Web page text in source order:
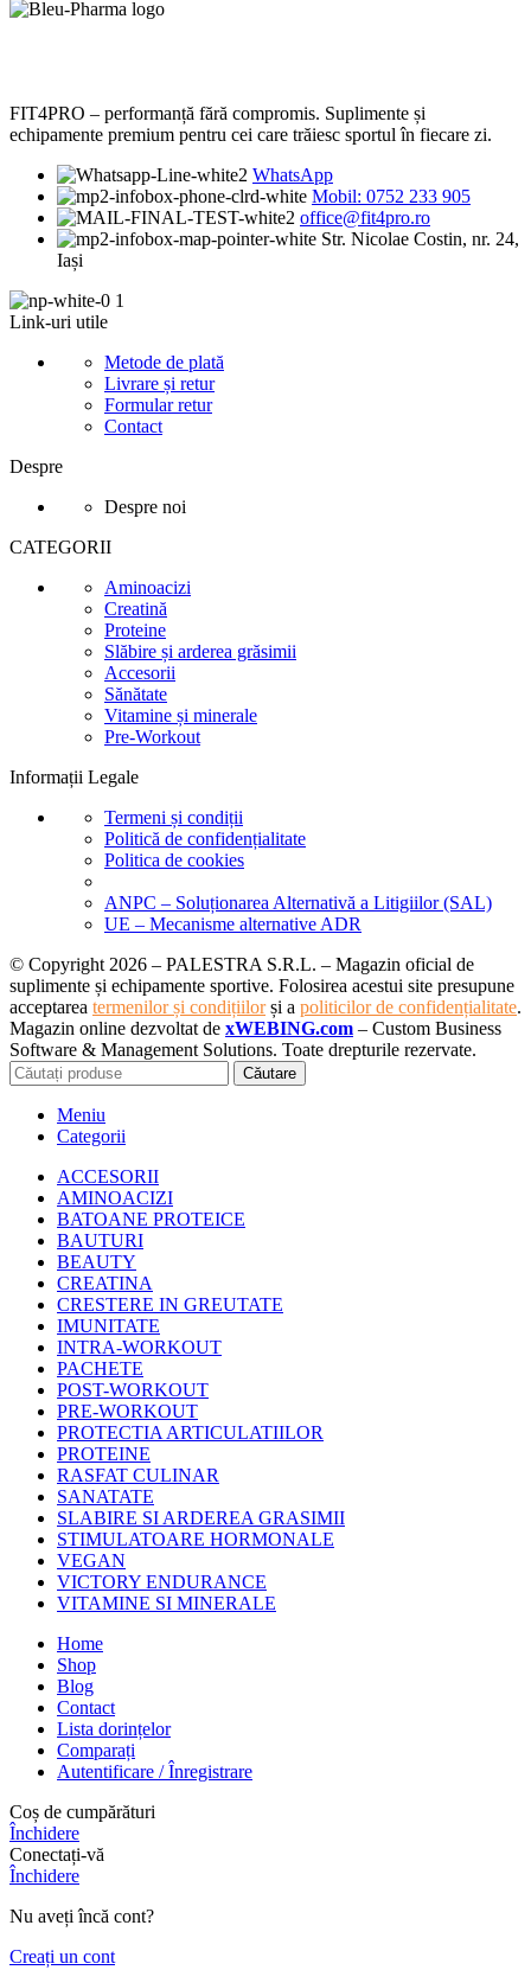
FIT4PRO – performanță fără compromis. Suplimente și
echipamente premium pentru cei care trăiesc sportul în fiecare zi.
WhatsApp
Mobil: 0752 233 905
office@fit4pro.ro
Str. Nicolae Costin, nr. 24,
Iași
Link-uri utile
Metode de plată
Livrare și retur
Formular retur
Contact
Despre
Despre noi
CATEGORII
Aminoacizi
Creatină
Proteine
Slăbire și arderea grăsimii
Accesorii
Sănătate
Vitamine și minerale
Pre-Workout
Informații Legale
Termeni și condiții
Politică de confidențialitate
Politica de cookies
ANPC – Soluționarea Alternativă a Litigiilor (SAL)
UE – Mecanisme alternative ADR
© Copyright 2026 – PALESTRA S.R.L. – Magazin oficial de
suplimente și echipamente sportive. Folosirea acestui site presupune
acceptarea termenilor și condițiilorși a politicilor de confidențialitate.
Magazin online dezvoltat de xWEBING.com – Custom Business
Software & Management Solutions. Toate drepturile rezervate.
Căutare
Meniu
Categorii
ACCESORII
AMINOACIZI
BATOANE PROTEICE
BAUTURI
BEAUTY
CREATINA
CRESTERE IN GREUTATE
IMUNITATE
INTRA-WORKOUT
PACHETE
POST-WORKOUT
PRE-WORKOUT
PROTECTIA ARTICULATIILOR
PROTEINE
RASFAT CULINAR
SANATATE
SLABIRE SI ARDEREA GRASIMII
STIMULATOARE HORMONALE
VEGAN
VICTORY ENDURANCE
VITAMINE SI MINERALE
Home
Shop
Blog
Contact
Lista dorințelor
Comparați
Autentificare / Înregistrare
Coș de cumpărături
Închidere
Conectați-vă
Închidere
Nu aveți încă cont?
Creați un cont